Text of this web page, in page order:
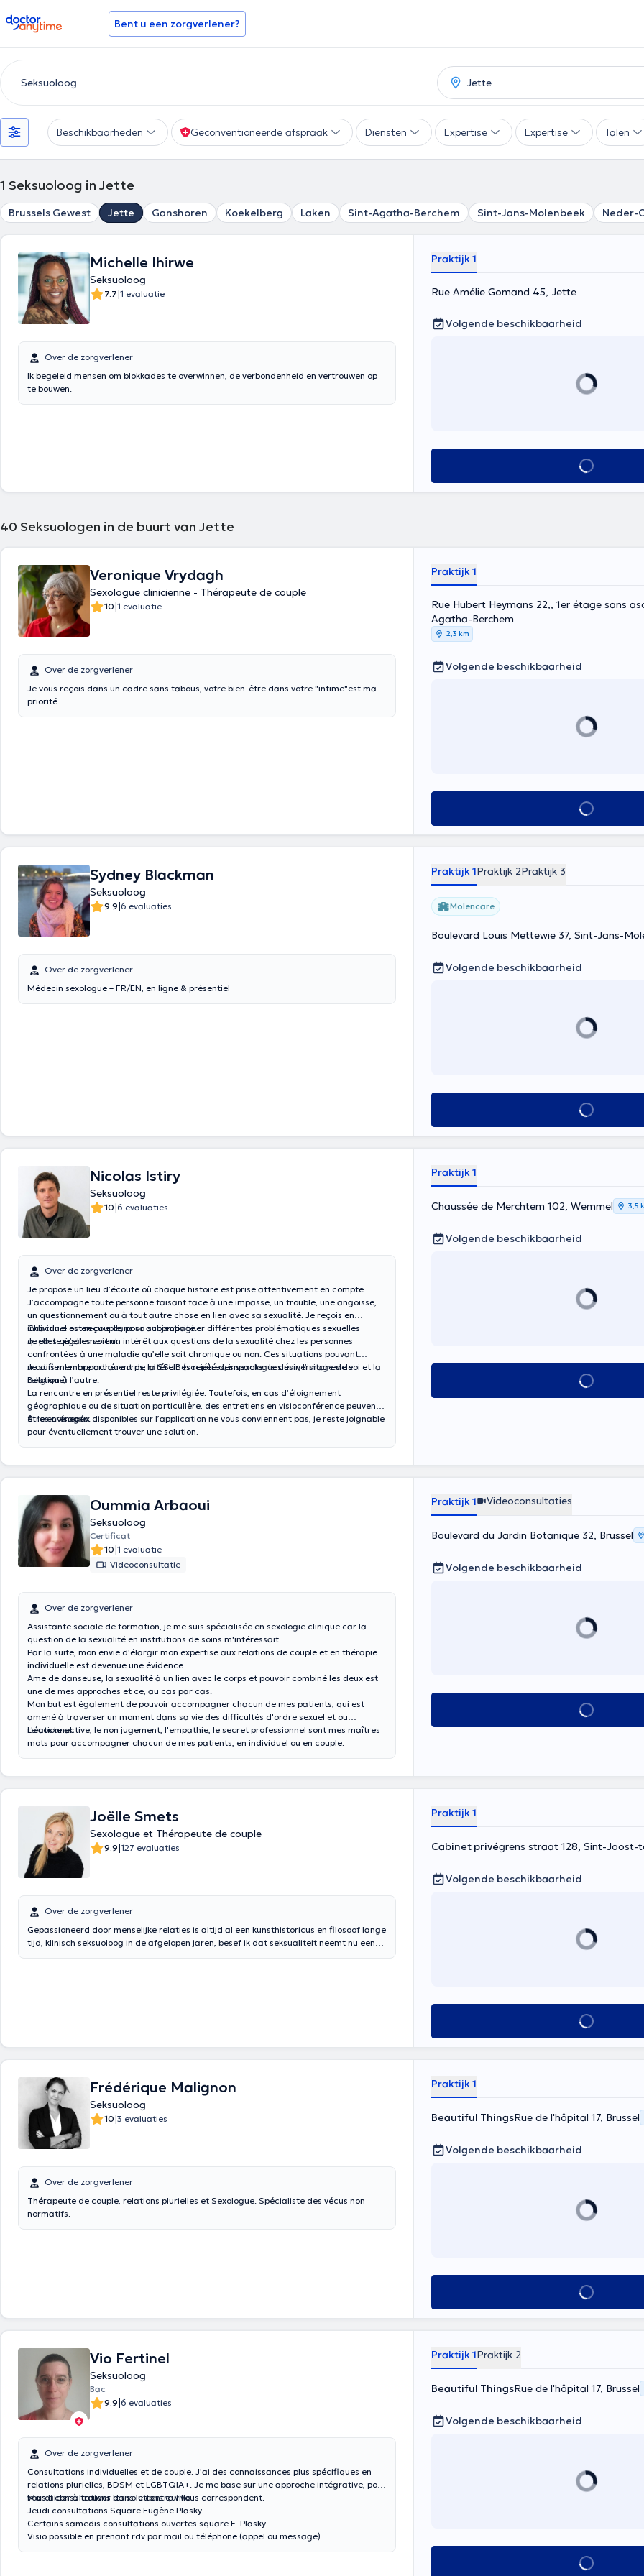
doctoranytime Bent u een zorgverlener?
Beschikbaarheden Geconventioneerde afspraak Diensten Expertise Expertise Talen
1 Seksuoloog in Jette
Brussels Gewest Jette Ganshoren Koekelberg Laken Sint-Agatha-Berchem Sint-Jans-Molenbeek Neder-
Michelle Ihirwe
Seksuoloog
7.7|1 evaluatie
Over de zorgverlener
Ik begeleid mensen om blokkades te overwinnen, de verbondenheid en vertrouwen op
te bouwen.
Praktijk 1
Rue Amélie Gomand 45, Jette
Volgende beschikbaarheid
Alles zien
40 Seksuologen in de buurt van Jette
Veronique Vrydagh
Sexologue clinicienne - Thérapeute de couple
10|1 evaluatie
Over de zorgverlener
Je vous reçois dans un cadre sans tabous, votre bien-être dans votre "intime"est ma
priorité.
Praktijk 1
Rue Hubert Heymans 22,, 1er étage sans
Agatha-Berchem
2,3 km
Volgende beschikbaarheid
Alles zien
Sydney Blackman
Seksuoloog
9.9|6 evaluaties
Over de zorgverlener
Médecin sexologue – FR/EN, en ligne & présentiel
Praktijk 1Praktijk 2Praktijk 3
Molencare
Boulevard Louis Mettewie 37, Sint-Jans-
Volgende beschikbaarheid
Alles zien
Nicolas Istiry
Seksuoloog
10|6 evaluaties
Over de zorgverlener
Je propose un lieu d’écoute où chaque histoire est prise attentivement en compte.
J’accompagne toute personne faisant face à une impasse, un trouble, une angoisse,
un questionnement ou à tout autre chose en lien avec sa sexualité. Je reçois en
individuel ou en couple, pour accompagner différentes problématiques sexuelles
quelles qu’elles soient.
Chacun.e est reçu.e dans sa subjectivité.
Je porte également un intérêt aux questions de la sexualité chez les personnes
confrontées à une maladie qu’elle soit chronique ou non. Ces situations pouvant
modifier le rapport au corps, altérer les repères, impacter le désir, l’image de soi et la
relation à l’autre.
Je suis membre adhérent de la SSUB (société des sexologues universitaires de
Belgique)
La rencontre en présentiel reste privilégiée. Toutefois, en cas d’éloignement
géographique ou de situation particulière, des entretiens en visioconférence peuvent
être envisagés.
Si les créneaux disponibles sur l’application ne vous conviennent pas, je reste joignable
pour éventuellement trouver une solution.
Praktijk 1
Chaussée de Merchtem 102, Wemmel 3,5
Volgende beschikbaarheid
Alles zien
Oummia Arbaoui
Seksuoloog
Certificat
10|1 evaluatie
Videoconsultatie
Over de zorgverlener
Assistante sociale de formation, je me suis spécialisée en sexologie clinique car la
question de la sexualité en institutions de soins m'intéressait.
Par la suite, mon envie d'élargir mon expertise aux relations de couple et en thérapie
individuelle est devenue une évidence.
Ame de danseuse, la sexualité à un lien avec le corps et pouvoir combiné les deux est
une de mes approches et ce, au cas par cas.
Mon but est également de pouvoir accompagner chacun de mes patients, qui est
amené à traverser un moment dans sa vie des difficultés d'ordre sexuel et ou
relationnel.
L'écoute active, le non jugement, l'empathie, le secret professionnel sont mes maîtres
mots pour accompagner chacun de mes patients, en individuel ou en couple.
Praktijk 1 Videoconsultaties
Boulevard du Jardin Botanique 32, Brussel
Volgende beschikbaarheid
Alles zien
Joëlle Smets
Sexologue et Thérapeute de couple
9.9|127 evaluaties
Over de zorgverlener
Gepassioneerd door menselijke relaties is altijd al een kunsthistoricus en filosoof lange
tijd, klinisch seksuoloog in de afgelopen jaren, besef ik dat seksualiteit neemt nu een
Smetsontvangt u in zijn eigen praktijk op maandag en dinsdag 18:30-20:30 op
woensdag van 15u tot 19u donderdag van 14u tot 19u en op vrijdag en zaterdag van
Praktijk 1
Cabinet privégrens straat 128, Sint-Joost-
Volgende beschikbaarheid
Alles zien
Frédérique Malignon
Seksuoloog
10|3 evaluaties
Over de zorgverlener
Thérapeute de couple, relations plurielles et Sexologue. Spécialiste des vécus non
normatifs.
Praktijk 1
Beautiful ThingsRue de l'hôpital 17, Brussel
Volgende beschikbaarheid
Alles zien
Vio Fertinel
Seksuoloog
Bac
9.9|6 evaluaties
Over de zorgverlener
Consultations individuelles et de couple. J'ai des connaissances plus spécifiques en
relations plurielles, BDSM et LGBTQIA+. Je me base sur une approche intégrative, pour
vous aider à trouver les solutions qui vous correspondent.
Mardi consultations dans le centre ville
Jeudi consultations Square Eugène Plasky
Certains samedis consultations ouvertes square E. Plasky
Visio possible en prenant rdv par mail ou téléphone (appel ou message)
Praktijk 1Praktijk 2
Beautiful ThingsRue de l'hôpital 17, Brussel
Volgende beschikbaarheid
Alles zien